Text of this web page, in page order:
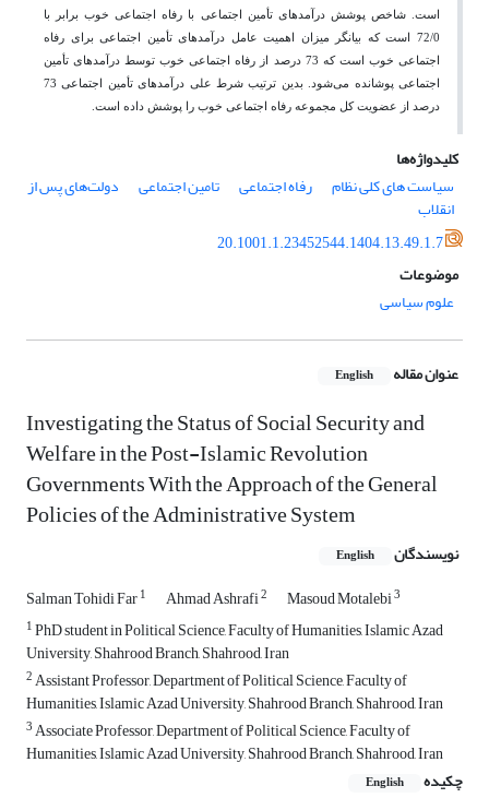
است. شاخص پوشش درآمدهای تأمین اجتماعی با رفاه اجتماعی خوب برابر با
72/0 است که بیانگر میزان اهمیت عامل درآمدهای تأمین اجتماعی برای رفاه
اجتماعی خوب است که 73 درصد از رفاه اجتماعی خوب توسط درآمدهای تأمین
اجتماعی پوشانده می‌شود. بدین ترتیب شرط علی درآمدهای تأمین اجتماعی 73
درصد از عضویت کل مجموعه رفاه اجتماعی خوب را پوشش داده است.
کلیدواژه‌ها
سیاست های کلی نظام
رفاه اجتماعی تامین اجتماعی دولت‌های پس از
انقلاب
20.1001.1.23452544.1404.13.49.1.7
موضوعات
علوم سیاسی
عنوان مقاله English
Investigating the Status of Social Security and
Welfare in the Post-Islamic Revolution
Governments With the Approach of the General
Policies of the Administrative System
نویسندگان English
Salman Tohidi Far1 Ahmad Ashrafi2 Masoud Motalebi3
1PhD student in Political Science, Faculty of Humanities, Islamic Azad
University, Shahrood Branch, Shahrood, Iran
2Assistant Professor, Department of Political Science, Faculty of
Humanities, Islamic Azad University, Shahrood Branch, Shahrood, Iran
3Associate Professor, Department of Political Science, Faculty of
Humanities, Islamic Azad University, Shahrood Branch, Shahrood, Iran
چکیده
English